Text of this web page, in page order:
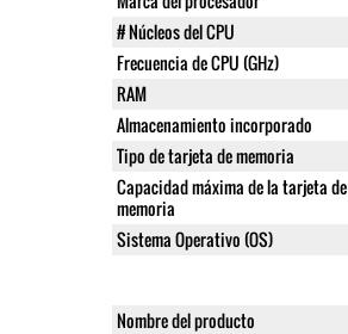
# Núcleos del CPU
Frecuencia de CPU (GHz)
RAM
Almacenamiento incorporado
Tipo de tarjeta de memoria
Capacidad máxima de la tarjeta de
memoria
Sistema Operativo (OS)
Nombre del producto